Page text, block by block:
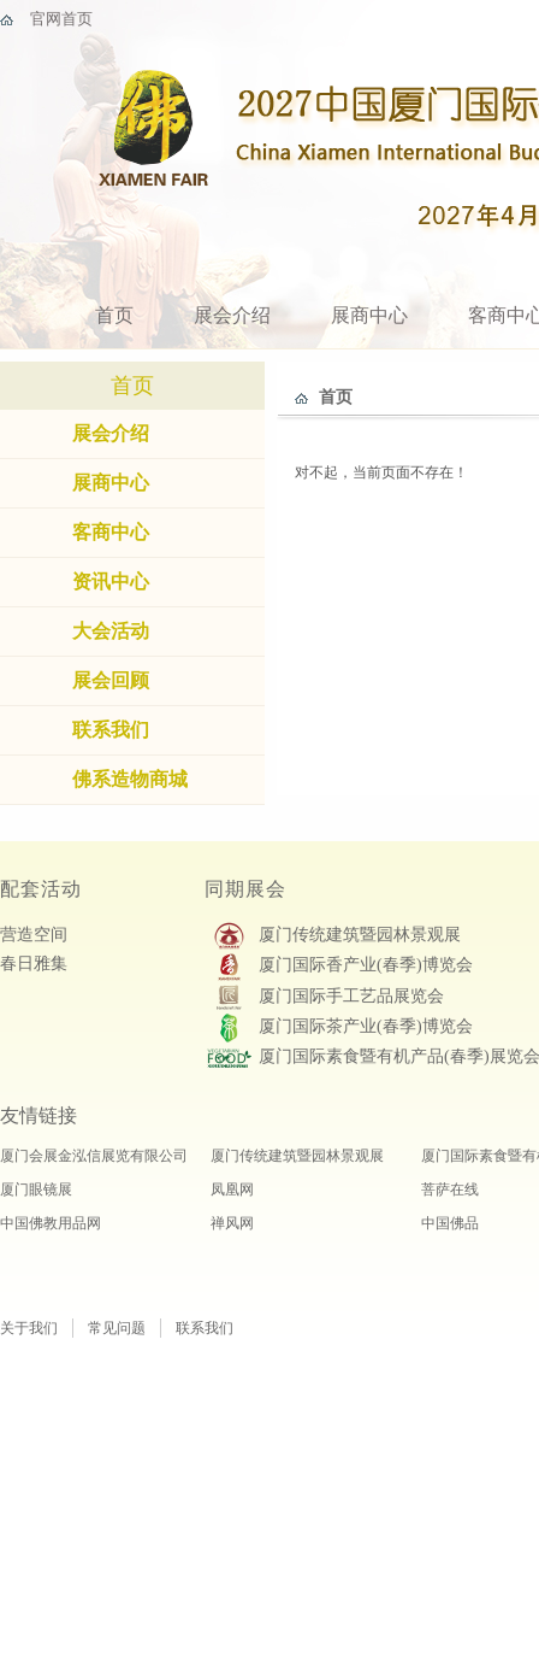
官网首页
首页 展会介绍 展商中心 客商中
首页
展会介绍
展商中心
客商中心
资讯中心
大会活动
展会回顾
联系我们
佛系造物商城
首页
对不起，当前页面不存在！
配套活动
营造空间
春日雅集
同期展会
厦门传统建筑暨园林景观展
厦门国际香产业(春季)博览会
厦门国际手工艺品展览会
厦门国际茶产业(春季)博览会
厦门国际素食暨有机产品(春季)展览会
友情链接
厦门会展金泓信展览有限公司 厦门传统建筑暨园林景观展
厦门国际素食暨
厦门眼镜展
凤凰网
菩萨在线
中国佛教用品网
禅风网 中国佛品
关于我们 常见问题 联系我们